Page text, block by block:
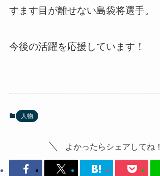
すます目が離せない島袋将選手。
今後の活躍を応援しています！
人物
よかったらシェアしてね！